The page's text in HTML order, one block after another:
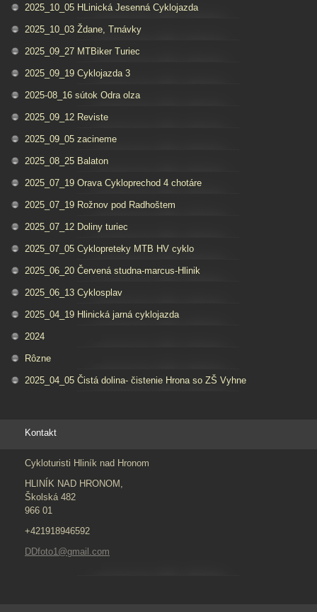
2025_10_05 HLinická Jesenná Cyklojazda
2025_10_03 Ždane, Trnávky
2025_09_27 MTBiker Turiec
2025_09_19 Cyklojazda 3
2025-08_16 sútok Odra olza
2025_09_12 Reviste
2025_09_05 zacineme
2025_08_25 Balaton
2025_07_19 Orava Cykloprechod 4 chotáre
2025_07_19 Rožnov pod Radhoštem
2025_07_12 Doliny turiec
2025_07_05 Cyklopreteky MTB HV cyklo
2025_06_20 Červená studna-marcus-Hlinik
2025_06_13 Cyklosplav
2025_04_19 Hlinická jarná cyklojazda
2024
Rôzne
2025_04_05 Čistá dolina- čistenie Hrona so ZŠ Vyhne
Kontakt
Cykloturisti Hliník nad Hronom
HLINÍK NAD HRONOM,
Školská 482
966 01
+421918946592
DDfoto1@gmail.com